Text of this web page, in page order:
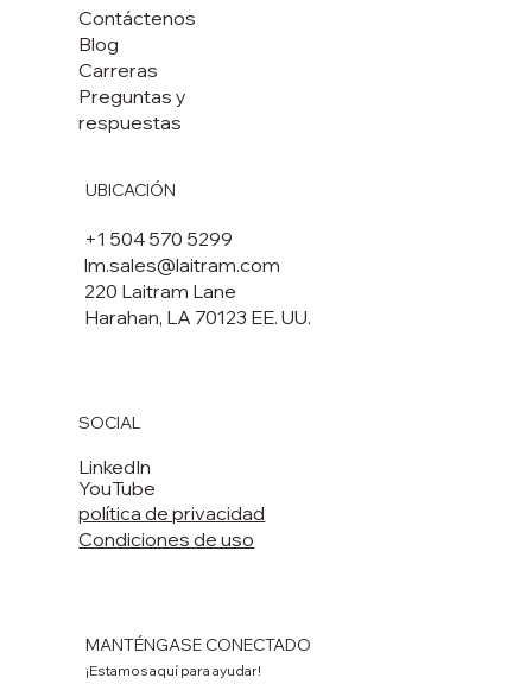
Contáctenos
Blog
Carreras
Preguntas y
respuestas
UBICACIÓN
+1 504 570 5299
lm.sales@laitram.com
220 Laitram Lane
Harahan, LA 70123 EE. UU.
SOCIAL
LinkedIn
YouTube
política de privacidad
Condiciones de uso
MANTÉNGASE CONECTADO
¡Estamos aquí para ayudar!